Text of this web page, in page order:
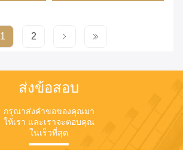
1 2
ส่งข้อสอบ
กรุณาส่งคําขอของคุณมา
ให้เรา และเราจะตอบคุณ
ในเร็วที่สุด